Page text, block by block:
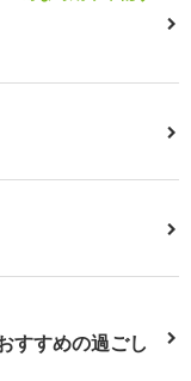
すすめの過ごし